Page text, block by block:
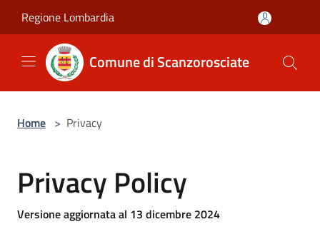
Regione Lombardia
Comune di Scanzorosciate
Home > Privacy
Privacy Policy
Versione aggiornata al 13 dicembre 2024